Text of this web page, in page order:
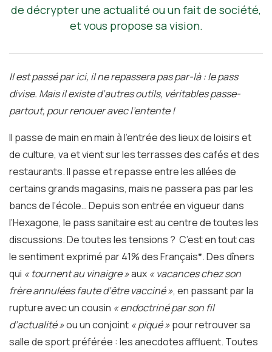
de décrypter une actualité ou un fait de société,
et vous propose sa vision.
Il est passé par ici, il ne repassera pas par-là : le pass
divise. Mais il existe d’autres outils, véritables passe-
partout, pour renouer avec l’entente !
Il passe de main en main à l’entrée des lieux de loisirs et
de culture, va et vient sur les terrasses des cafés et des
restaurants. Il passe et repasse entre les allées de
certains grands magasins, mais ne passera pas par les
bancs de l’école… Depuis son entrée en vigueur dans
l’Hexagone, le pass sanitaire est au centre de toutes les
discussions. De toutes les tensions ? C’est en tout cas
le sentiment exprimé par 41% des Français*. Des dîners
qui « tournent au vinaigre »aux « vacances chez son
frère annulées faute d’être vacciné », en passant par la
rupture avec un cousin « endoctriné par son fil
d’actualité »ou un conjoint « piqué »pour retrouver sa
salle de sport préférée : les anecdotes affluent. Toutes